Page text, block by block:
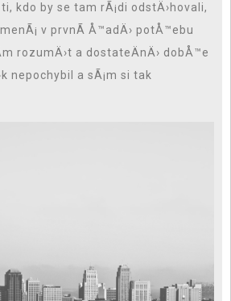
kdo by se tam rÃ¡di odstÄ›hovali,
v prvnÃ­ Å™adÄ› potÅ™ebu
rozumÄ›t a dostateÄnÄ› dobÅ™e
nepochybil a sÃ¡m si tak